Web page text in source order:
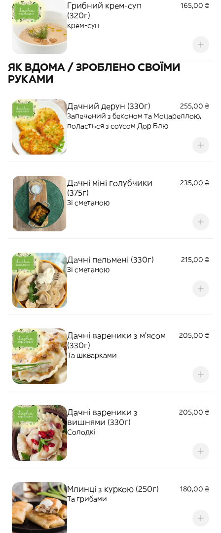
Грибний крем-суп
(320г)
165,00 ₴
крем-суп
ЯК ВДОМА / ЗРОБЛЕНО СВОЇМИ
РУКАМИ
Дачний дерун (330г)
255,00 ₴
Запечений з беконом та Моцареллою,
подається з соусом Дор Блю
Дачні міні голубчики
(375г)
235,00 ₴
Зі сметаною
Дачні пельмені (330г)
215,00 ₴
Зі сметаною
Дачні вареники з м'ясом
(330г)
205,00 ₴
Та шкварками
Дачні вареники з
вишнями (330г)
205,00 ₴
Солодкі
Млинці з куркою (250г)
180,00 ₴
Та грибами